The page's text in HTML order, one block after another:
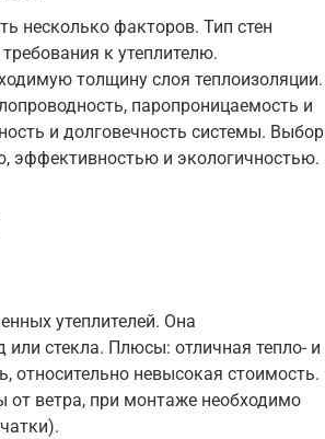
несколько факторов. Тип стен
к утеплителю.
толщину слоя теплоизоляции.
паропроницаемость и
и долговечность системы. Выбор
эффективностью и экологичностью.
утеплителей. Она
или стекла. Плюсы: отличная тепло- и
относительно невысокая стоимость.
от ветра, при монтаже необходимо